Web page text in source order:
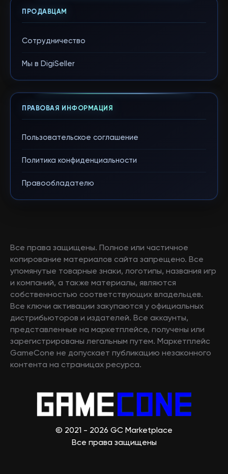
ПРОДАВЦАМ
Сотрудничество
Мы в DigiSeller
ПРАВОВАЯ ИНФОРМАЦИЯ
Пользовательское соглашение
Политика конфиденциальности
Правообладателю
Все права защищены. Полное или частичное
копирование материалов сайта запрещено. Все
упомянутые товарные знаки, логотипы, названия игр
и компаний, а также материалы, являются
собственностью соответствующих владельцев.
Все ключи активации закупаются у официальных
дистрибьюторов и издателей. Все аккаунты,
представленные на маркетплейсе, получены или
зарегистрированы легальным путем. Маркетплейс
GameCone не допускает публикацию незаконного
контента на страницах ресурса.
© 2021 - 2026 GC Marketplace
Все права защищены